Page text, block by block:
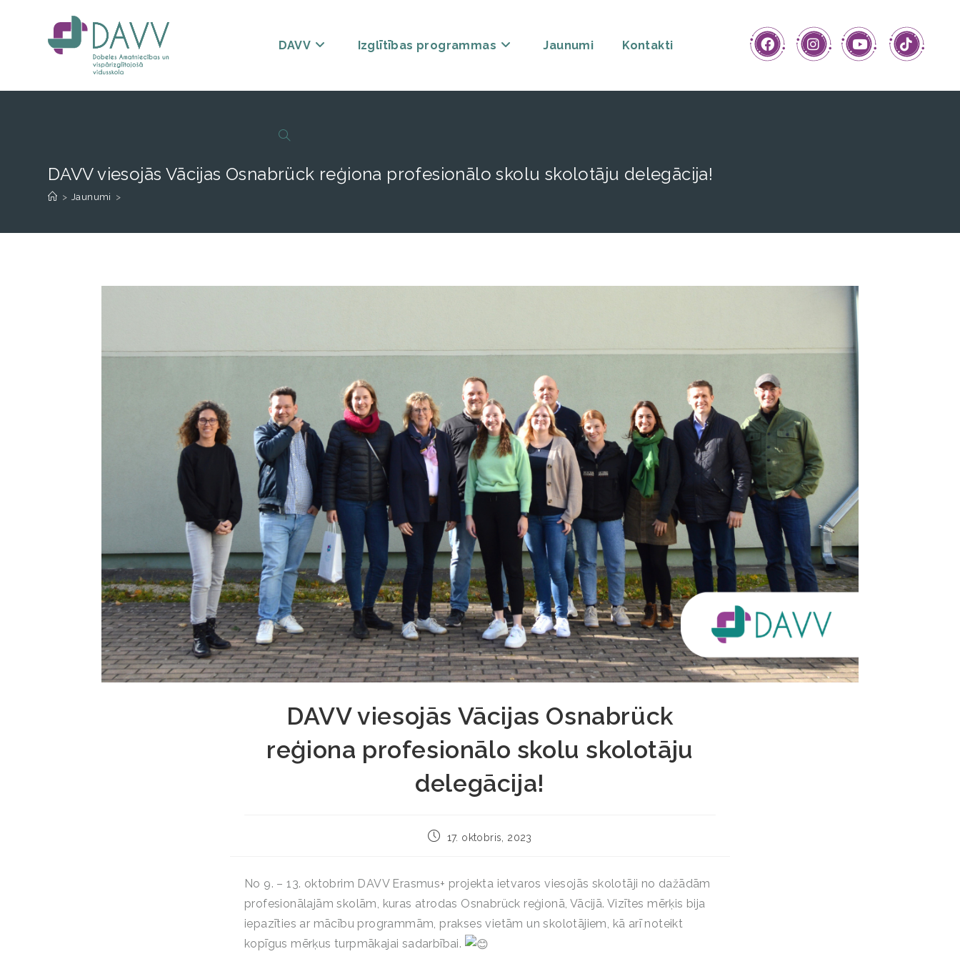
DAVV Izglītības programmas Jaunumi Kontakti
DAVV viesojās Vācijas Osnabrück reģiona profesionālo skolu skolotāju delegācija!
> Jaunumi >
DAVV viesojās Vācijas Osnabrück
reģiona profesionālo skolu skolotāju
delegācija!
17. oktobris, 2023
No 9. – 13. oktobrim DAVV Erasmus+ projekta ietvaros viesojās skolotāji no dažādām
profesionālajām skolām, kuras atrodas Osnabrück reģionā, Vācijā. Vizītes mērķis bija
iepazīties ar mācību programmām, prakses vietām un skolotājiem, kā arī noteikt
kopīgus mērķus turpmākajai sadarbībai.